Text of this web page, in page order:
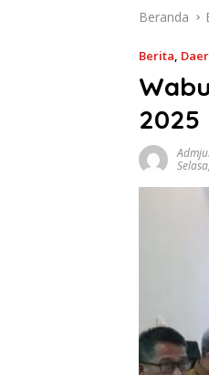
Beranda
Berita,
2025